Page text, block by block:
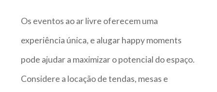
Os eventos ao ar livre oferecem uma
experiência única, e alugar happy moments
pode ajudar a maximizar o potencial do espaço.
Considere a locação de tendas, mesas e